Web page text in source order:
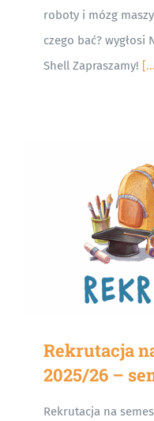
roboty i mózg
czego bać? wygłosi
Shell Zapraszamy!
Rekrutacja
2025/26 –
Rekrutacja na